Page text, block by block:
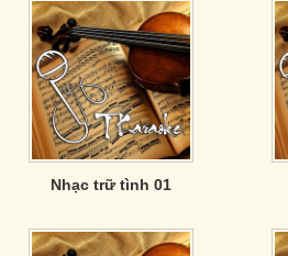
Nhạc trữ tình 01